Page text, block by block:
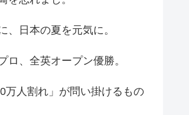
、日本の夏を元気に。
ロ、全英オープン優勝。
万人割れ」が問い掛けるもの